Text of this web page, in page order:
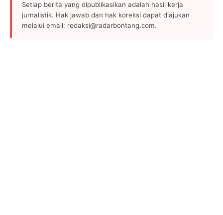
Setiap berita yang dipublikasikan adalah hasil kerja
jurnalistik. Hak jawab dan hak koreksi dapat diajukan
melalui email: redaksi@radarbontang.com.